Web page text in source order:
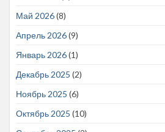
Май 2026(8)
Апрель 2026(9)
Январь 2026(1)
Декабрь 2025 (2)
Ноябрь 2025 (6)
Октябрь 2025 (10)